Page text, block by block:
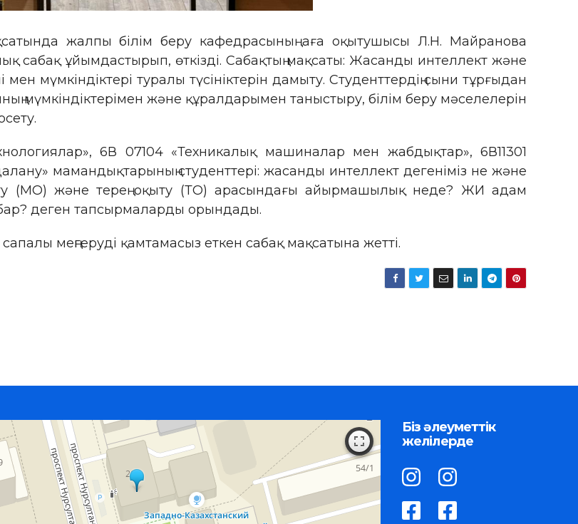
жалпы білім беру кафедрасының аға оқытушысы Л.Н. Майранова
сабақ ұйымдастырып, өткізді. Сабақтың мақсаты: Жасанды интеллект және
мүмкіндіктері туралы түсініктерін дамыту. Студенттердің сыни тұрғыдан
мүмкіндіктерімен және құралдарымен таныстыру, білім беру мәселелерін
6В 07104 «Техникалық машиналар мен жабдықтар», 6В11301
мамандықтарының студенттері: жасанды интеллект дегеніміз не және
(MО) және терең оқыту (ТО) арасындағы айырмашылық неде? ЖИ адам
деген тапсырмаларды орындады.
меңгеруді қамтамасыз еткен сабақ мақсатына жетті.
Біз әлеуметтік
желілерде